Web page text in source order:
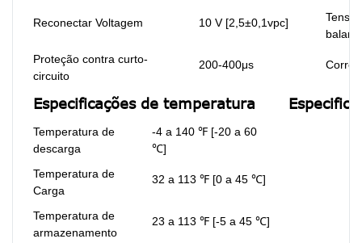
Reconectar Voltagem 10 V [2,5±0,1vpc]
Proteção contra curto-
circuito
200-400μs
Especificações de temperatura
Temperatura de
descarga
-4 a 140 ℉ [-20 a 60
℃]
Temperatura de
Carga
32 a 113 ℉ [0 a 45 ℃]
Temperatura de
armazenamento
23 a 113 ℉ [-5 a 45 ℃]